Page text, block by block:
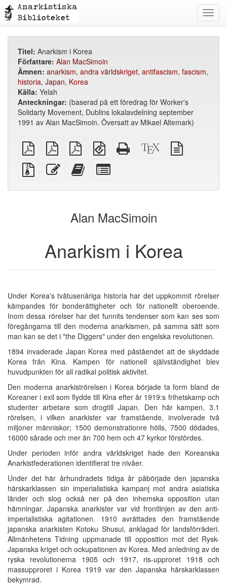
Titel: Anarkism i Korea
Författare: Alan MacSimoin
Ämnen: anarkism, andra världskriget, antifascism, fascism,
historia, Japan, Korea
Källa: Yelah
Anteckningar: (baserad på ett föredrag för Worker's
Solidarty Movement, Dublins lokalavdelning september
1991 av Alan MacSimoin. Översatt av Mikael Altemark)
plain
PDF
A4
imposed
PDF
Letter
imposed
PDF
EPUB
(för
mobila
enheter)
Fristående
HTML
XeLaTeX
källa
Källfiler
med
Redigera
denna
Lägg
text
bokskaparen
for
bookbuilder
Alan MacSimoin
Anarkism i Korea
Under Korea's tvåtusenåriga historia har det uppkommit rörelser
kämpandes för bonderättigheter och för nationellt oberoende.
Inom dessa rörelser har det funnits tendenser som kan ses som
föregångarna till den moderna anarkismen, på samma sätt som
man kan se det i "the Diggers" under den engelska revolutionen.
1894 invaderade Japan Korea med påståendet att de skyddade
Korea från Kina. Kampen för nationell självständighet blev
huvudpunkten för all radikal politisk aktivitet.
Den moderna anarkiströrelsen i Korea började ta form bland de
Koreaner i exil som flydde till Kina efter år 1919:s frihetskamp och
studenter arbetare som drogtill Japan. Den här kampen, 3.1
rörelsen, i vilken anarkister var framstående, involverade två
miljoner människor; 1500 demonstrationre hölls, 7500 dödades,
16000 sårade och mer än 700 hem och 47 kyrkor förstördes.
Under perioden inför andra världskriget hade den Koreanska
Anarkistfederationen identifierat tre nivåer.
Under det här århundradets tidiga år påbörjade den japanska
härskarklassen sin imperialistiska kampanj mot andra asiatiska
länder och slog också ner på den inhemska opposition utan
hämningar. Japanska anarkister var vid frontlinjen av den anti-
imperialistiska agitationen. 1910 avrättades den framstående
japanska anarkisten Kotoku Shusui, anklagad för landsförräderi.
Allmänhetens Tidning uppmanade till opposition mot det Rysk-
Japanska kriget och ockupationen av Korea. Med anledning av de
ryska revolutionerna 1905 och 1917, ris-upproret 1918 och
massupproret i Korea 1919 var den Japanska härskarklassen
bekymrad.